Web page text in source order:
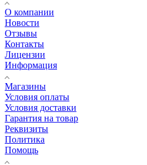
О компании
Новости
Отзывы
Контакты
Лицензии
Информация
Магазины
Условия оплаты
Условия доставки
Гарантия на товар
Реквизиты
Политика
Помощь